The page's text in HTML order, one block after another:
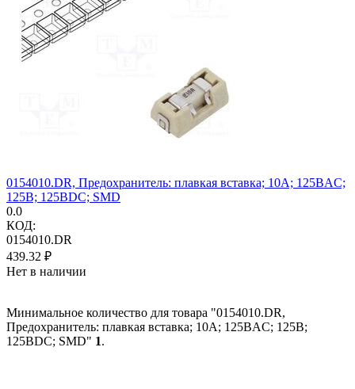
0154010.DR, Предохранитель: плавкая вставка; 10А; 125ВAC;
125В; 125ВDC; SMD
0.0
КОД:
0154010.DR
439.32 ₽
Нет в наличии
Минимальное количество для товара "0154010.DR,
Предохранитель: плавкая вставка; 10А; 125ВAC; 125В;
125ВDC; SMD" 1.